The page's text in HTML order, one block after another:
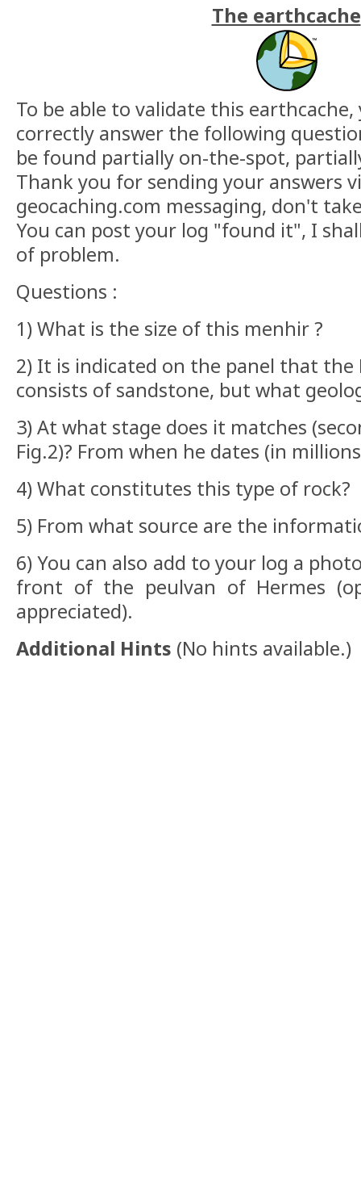
The earthcache
To be able to validate this
correctly answer the following
be found partially on-the-spot,
Thank you for sending your answers
geocaching.com messaging, don't
You can post your log "found it", I
of problem.
Questions :
1) What is the size of this menhir ?
2) It is indicated on the panel that the
consists of sandstone, but what
3) At what stage does it matches
Fig.2)? From when he dates (in
4) What constitutes this type of rock?
5) From what source are the
6) You can also add to your log a
front of the peulvan of Hermes
appreciated).
Additional Hints (No hints available.)